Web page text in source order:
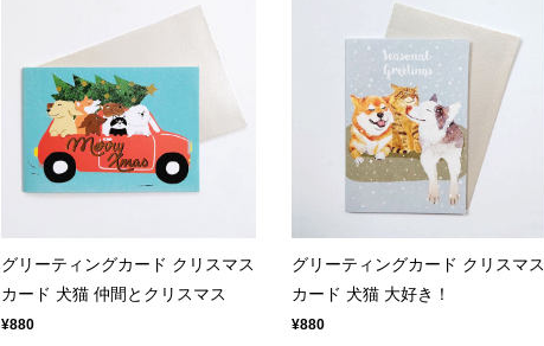
グリーティングカード クリスマス
カード 犬猫 仲間とクリスマス
¥880
グリーティングカード クリスマス
カード 犬猫 大好き！
¥880